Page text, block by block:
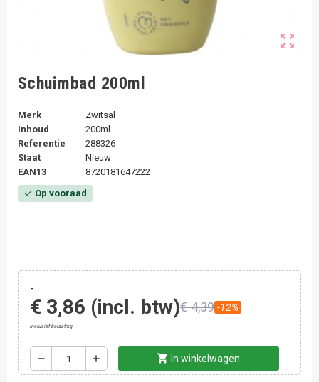
zoom_out_map
Schuimbad 200ml
Merk
Zwitsal
Inhoud
200ml
Referentie
288326
Staat
Nieuw
EAN13
8720181647222
check Op vooraad
-
€ 3,86 (incl. btw)€ 4,39 -12%
Inclusief belasting
remove add shopping_cart In winkelwagen